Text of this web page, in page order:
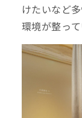
けたいなど
環境が整って